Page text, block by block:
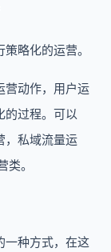
略化的运营。
营动作，用户运
的过程。可以
，私域流量运
。
一种方式，在这